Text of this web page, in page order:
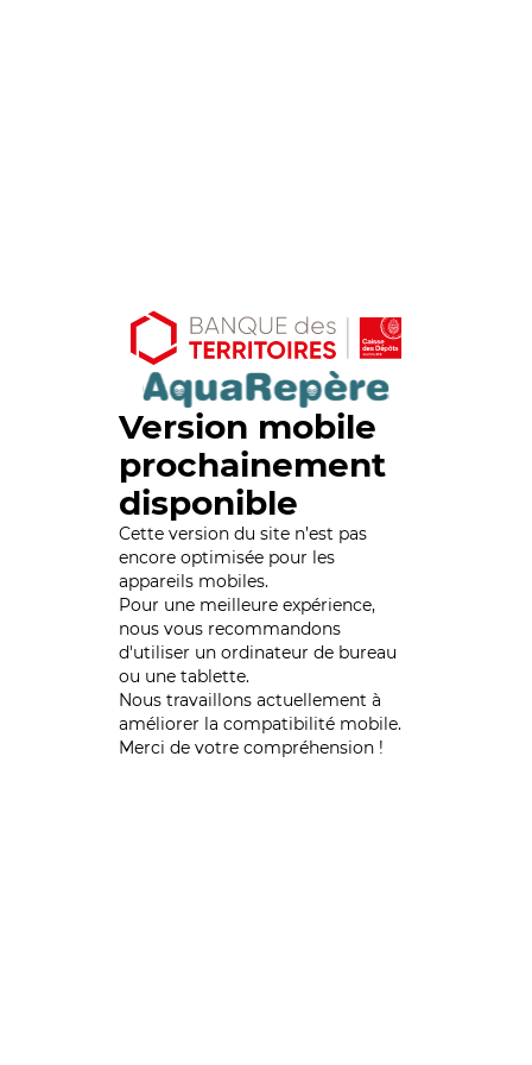
Version mobile
prochainement
disponible
Cette version du site n’est pas
encore optimisée pour les
appareils mobiles.
Pour une meilleure expérience,
nous vous recommandons
d'utiliser un ordinateur de bureau
ou une tablette.
Nous travaillons actuellement à
améliorer la compatibilité mobile.
Merci de votre compréhension !